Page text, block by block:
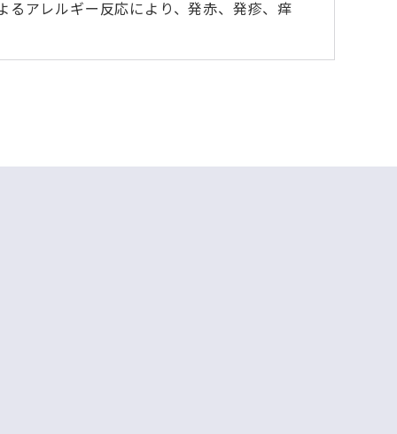
アレルギー反応により、発赤、発疹、痒